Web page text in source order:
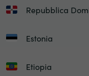
Repubblica
Estonia
Etiopia